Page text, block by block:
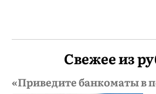
Свежее из
«Приведите банкоматы в